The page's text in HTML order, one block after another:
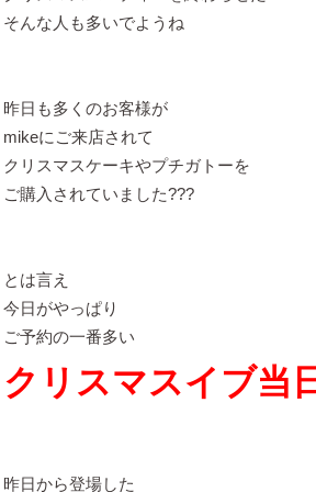
そんな人も多いでようね
昨日も多くのお客様が
mikeにご来店されて
クリスマスケーキやプチガトーを
ご購入されていました???
とは言え
今日がやっぱり
ご予約の一番多い
クリスマスイブ当
昨日から登場した